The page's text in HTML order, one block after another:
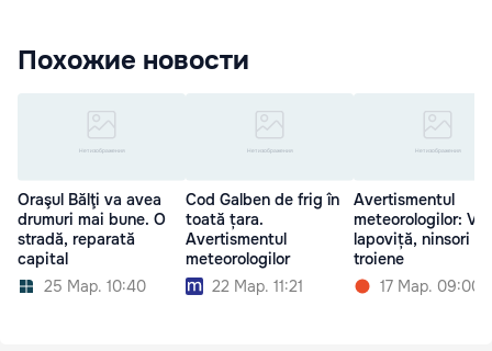
Похожие новости
Oraşul Bălţi va avea
drumuri mai bune. O
stradă, reparată
capital
25 Мар. 10:40
Cod Galben de frig în
toată țara.
Avertismentul
meteorologilor
22 Мар. 11:21
Avertismentul
meteorologilor:
lapoviță, ninsori și
troiene
17 Мар. 09:00